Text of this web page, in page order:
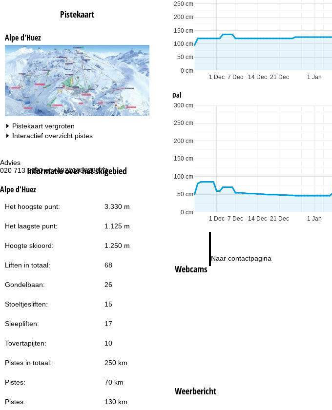
Advies
020 713 9190 of +4922188828373
vr:
09:00-14:00
za-zo:
Naar contactpagina
Pistekaart
Alpe d'Huez
Pistekaart vergroten
Interactief overzicht pistes
Informatie over het skigebied
Alpe d'Huez
Het hoogste punt: 3.330 m
Het laagste punt: 1.125 m
Hoogte skioord: 1.250 m
Liften in totaal: 68
Gondelbaan: 26
Stoeltjesliften: 15
Sleepliften: 17
Tovertapijten: 10
Pistes in totaal: 250 km
Pistes: 70 km
Pistes: 130 km
1 Dec 1 Jan
7 Dec 14 Dec 21 Dec
0 cm
50 cm
100 cm
150 cm
200 cm
250 cm
Dal
1 Dec 1 Jan
7 Dec 14 Dec 21 Dec
0 cm
50 cm
100 cm
150 cm
200 cm
250 cm
300 cm
Webcams
Weerbericht